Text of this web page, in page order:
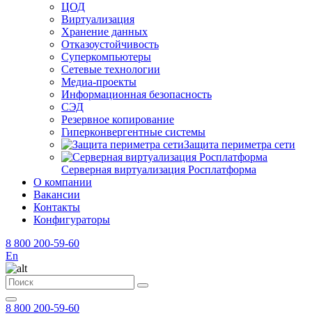
ЦОД
Виртуализация
Хранение данных
Отказоустойчивость
Суперкомпьютеры
Сетевые технологии
Медиа-проекты
Информационная безопасность
СЭД
Резервное копирование
Гиперконвергентные системы
Защита периметра сети
Серверная виртуализация Росплатформа
О компании
Вакансии
Контакты
Конфигураторы
8 800 200-59-60
En
8 800 200-59-60